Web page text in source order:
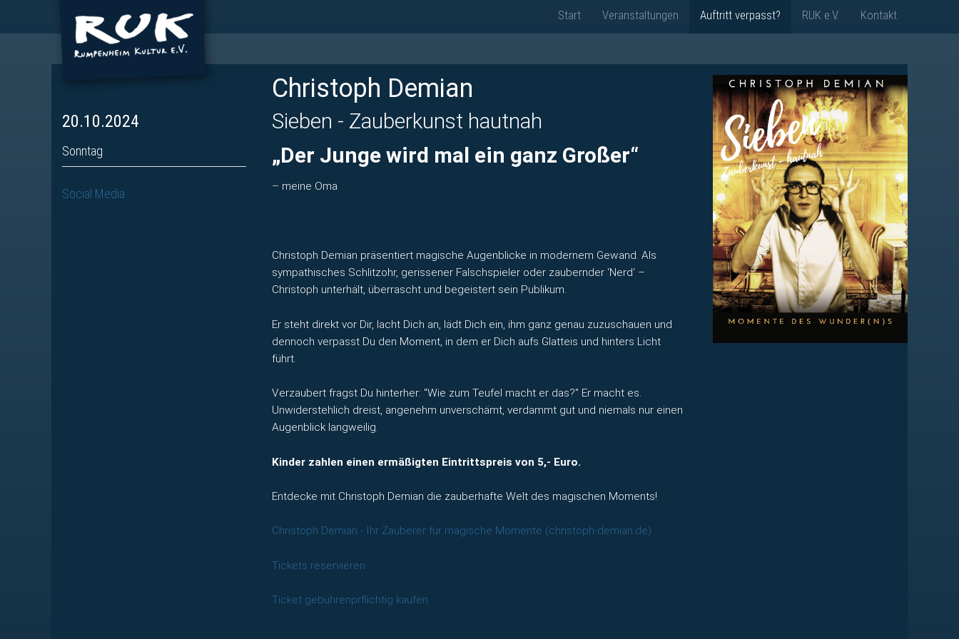
Start Veranstaltungen Auftritt verpasst? RUK e.V. Kontakt
20.10.2024
Sonntag
Social Media
Christoph Demian
Sieben - Zauberkunst hautnah
„Der Junge wird mal ein ganz Großer“
– meine Oma
Christoph Demian präsentiert magische Augenblicke in modernem Gewand. Als
sympathisches Schlitzohr, gerissener Falschspieler oder zaubernder ‘Nerd‘ –
Christoph unterhält, überrascht und begeistert sein Publikum.
Er steht direkt vor Dir, lacht Dich an, lädt Dich ein, ihm ganz genau zuzuschauen und
dennoch verpasst Du den Moment, in dem er Dich aufs Glatteis und hinters Licht
führt.
Verzaubert fragst Du hinterher: "Wie zum Teufel macht er das?" Er macht es.
Unwiderstehlich dreist, angenehm unverschämt, verdammt gut und niemals nur einen
Augenblick langweilig.
Kinder zahlen einen ermäßigten Eintrittspreis von 5,- Euro.
Entdecke mit Christoph Demian die zauberhafte Welt des magischen Moments!
Christoph Demian - Ihr Zauberer für magische Momente (christoph-demian.de)
Tickets reservieren
Ticket gebührenprflichtig kaufen